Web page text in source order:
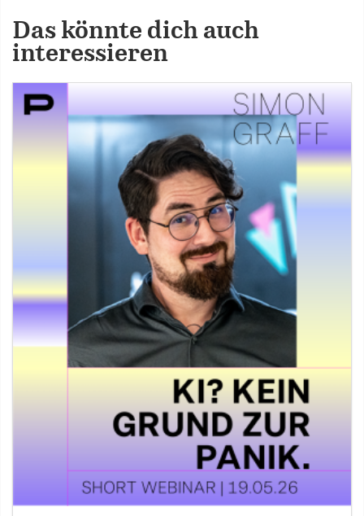
Das könnte dich auch
interessieren